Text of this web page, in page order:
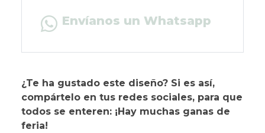
Envíanos un Whatsapp
¿Te ha gustado este diseño? Si es así,
compártelo en tus redes sociales, para que
todos se enteren: ¡Hay muchas ganas de
feria!